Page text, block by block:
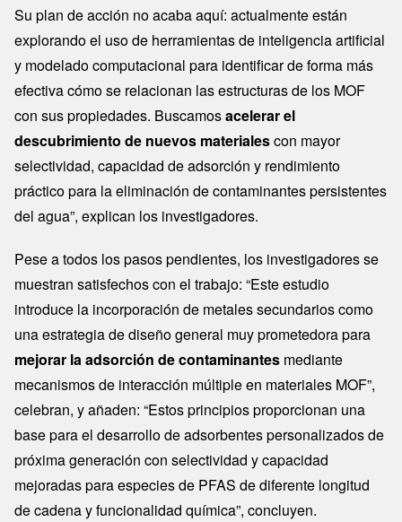
Su plan de acción no acaba aquí: actualmente están
explorando el uso de herramientas de inteligencia artificial
y modelado computacional para identificar de forma más
efectiva cómo se relacionan las estructuras de los MOF
con sus propiedades. Buscamosacelerar el
descubrimiento de nuevos materialescon mayor
selectividad, capacidad de adsorción y rendimiento
práctico para la eliminación de contaminantes persistentes
del agua”, explican los investigadores.
Pese a todos los pasos pendientes, los investigadores se
muestran satisfechos con el trabajo: “Este estudio
introduce la incorporación de metales secundarios como
una estrategia de diseño general muy prometedora para
mejorar la adsorción de contaminantes mediante
mecanismos de interacción múltiple en materiales MOF”,
celebran, y añaden: “Estos principios proporcionan una
base para el desarrollo de adsorbentes personalizados de
próxima generación con selectividad y capacidad
mejoradas para especies de PFAS de diferente longitud
de cadena y funcionalidad química”, concluyen.